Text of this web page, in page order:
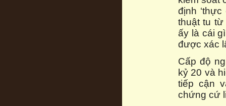
định
thuật tu từ
ấy là cái
được xác
Cấp độ
kỷ 20 và
tiếp cận
chứng cứ